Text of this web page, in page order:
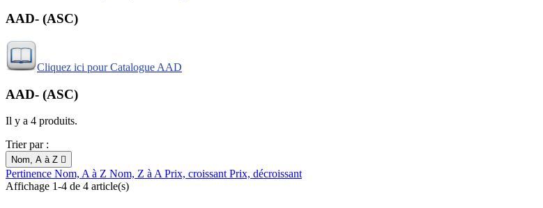
AAD- (ASC)
Cliquez ici pour Catalogue AAD
AAD- (ASC)
Il y a 4 produits.
Trier par :
Nom, A à Z 
Pertinence Nom, A à Z Nom, Z à APrix, croissantPrix, décroissant
Affichage 1-4 de 4 article(s)